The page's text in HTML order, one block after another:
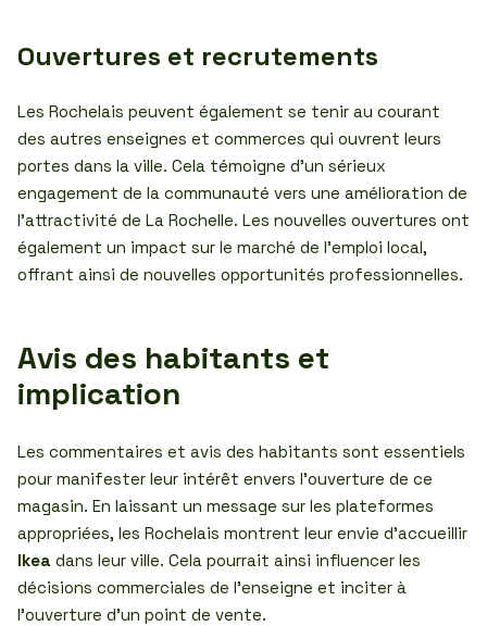
Ouvertures et recrutements
Les Rochelais peuvent également se tenir au courant
des autres enseignes et commerces qui ouvrent leurs
portes dans la ville. Cela témoigne d’un sérieux
engagement de la communauté vers une amélioration de
l’attractivité de La Rochelle. Les nouvelles ouvertures ont
également un impact sur le marché de l’emploi local,
offrant ainsi de nouvelles opportunités professionnelles.
Avis des habitants et
implication
Les commentaires et avis des habitants sont essentiels
pour manifester leur intérêt envers l’ouverture de ce
magasin. En laissant un message sur les plateformes
appropriées, les Rochelais montrent leur envie d’accueillir
Ikea dans leur ville. Cela pourrait ainsi influencer les
décisions commerciales de l’enseigne et inciter à
l’ouverture d’un point de vente.